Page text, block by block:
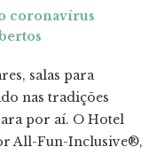
coronavírus
salas para
nas tradições
por aí. O Hotel
All-Fun-Inclusive®,